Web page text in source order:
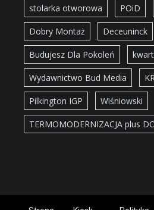
stolarka otworowa POiD
Dobry Montaż Deceuninck
Budujesz Dla Pokoleń
Wydawnictwo Bud Media
Pilkington IGP Wiśniowski
TERMOMODERNIZACJA plus